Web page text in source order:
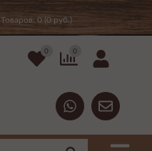
Товаров: 0 (0 руб.)
0 0